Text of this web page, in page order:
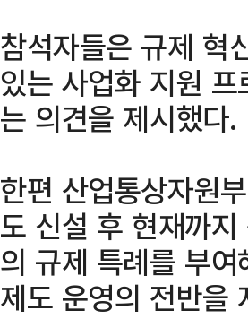
참석자들은 규제 혁
있는 사업화 지원
는 의견을 제시했다.
한편 산업통상자원
도 신설 후 현재까
의 규제 특례를 부
제도 운영의 전반을